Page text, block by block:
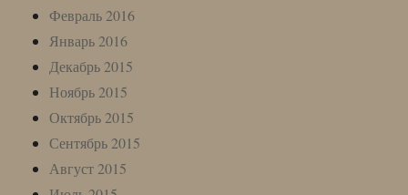
Февраль 2016
Январь 2016
Декабрь 2015
Ноябрь 2015
Октябрь 2015
Сентябрь 2015
Август 2015